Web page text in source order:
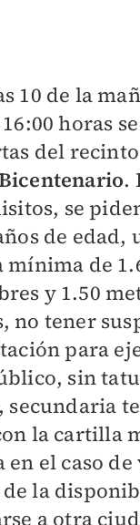
10 de la
horas
del
.
se
de edad,
mínima de
y 1.50
no tener
para
sin
secundaria
la cartilla
el caso de
de la
a otra